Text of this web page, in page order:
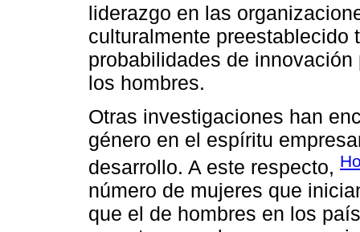
liderazgo en las
culturalmente preestablecido
probabilidades de
los hombres.
Otras investigaciones han
género en el espíritu
desarrollo. A este respecto,
número de mujeres que
que el de hombres en los